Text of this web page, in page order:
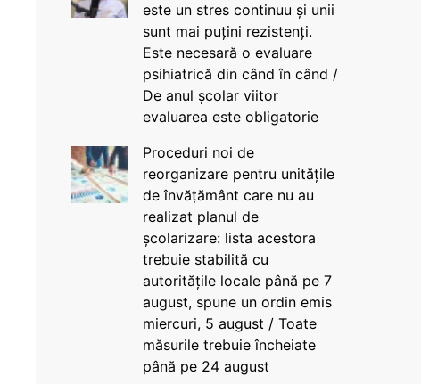
este un stres continuu și unii
sunt mai puțini rezistenți.
Este necesară o evaluare
psihiatrică din când în când /
De anul școlar viitor
evaluarea este obligatorie
Proceduri noi de
reorganizare pentru unitățile
de învățământ care nu au
realizat planul de
școlarizare: lista acestora
trebuie stabilită cu
autoritățile locale până pe 7
august, spune un ordin emis
miercuri, 5 august / Toate
măsurile trebuie încheiate
până pe 24 august